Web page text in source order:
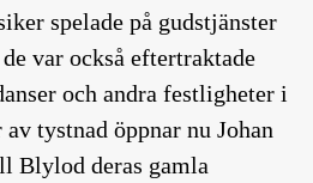
spelade på gudstjänster
var också eftertraktade
och andra festligheter i
tystnad öppnar nu Johan
Blylod deras gamla